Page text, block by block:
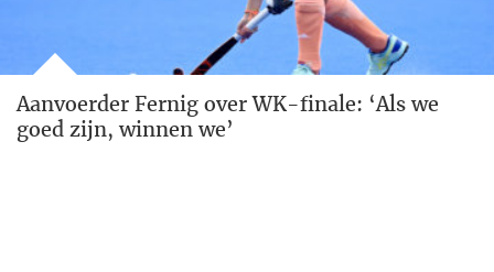
Aanvoerder Fernig over WK-finale: ‘Als we
goed zijn, winnen we’